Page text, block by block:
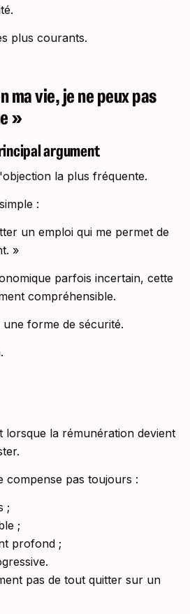
plus courants.
ma vie, je ne peux pas
»
argument
la plus fréquente.
:
un emploi qui me permet de
»
parfois incertain, cette
compréhensible.
forme de sécurité.
lorsque la rémunération devient
compense pas toujours :
;
;
profond ;
pas de tout quitter sur un